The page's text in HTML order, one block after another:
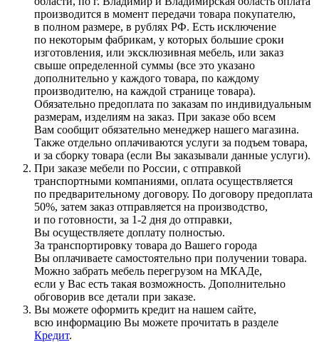
производится в момент передачи товара покупателю,
в полном размере, в рублях РФ. Есть исключение
по некоторым фабрикам, у которых большие сроки
изготовления, или эксклюзивная мебель, или заказ
свыше определенной суммы (все это указано
дополнительно у каждого товара, по каждому
производителю, на каждой странице товара).
Обязательно предоплата по заказам по индивидуальным
размерам, изделиям на заказ. При заказе обо всем
Вам сообщит обязательно менеджер нашего магазина.
Также отдельно оплачиваются услуги за подъем товара,
и за сборку товара (если Вы заказывали данные услуги).
При заказе мебели по России, с отправкой
транспортными компаниями, оплата осуществляется
по предварительному договору. По договору предоплата
50%, затем заказ отправляется на производство,
и по готовности, за 1-2 дня до отправки,
Вы осуществляете доплату полностью.
За транспортировку товара до Вашего города
Вы оплачиваете самостоятельно при получении товара.
Можно забрать мебель перегрузом на МКАДе,
если у Вас есть такая возможность. Дополнительно
обговорив все детали при заказе.
Вы можете оформить кредит на нашем сайте,
всю информацию Вы можете прочитать в разделе
Кредит.